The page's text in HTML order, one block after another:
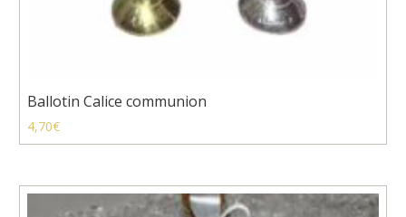
Ballotin Calice communion
4,70€